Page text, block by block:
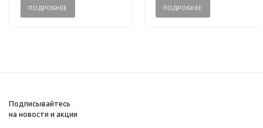
ПОДРОБНЕЕ ПОДРОБНЕЕ
Подписывайтесь
на новости и акции